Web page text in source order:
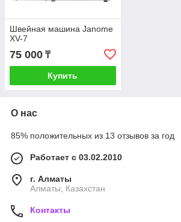
Швейная машина Janome
XV-7
75 000 ₸
Купить
О нас
85% положительных из 13 отзывов за год
Работает с 03.02.2010
г. Алматы
Алматы, Казахстан
Контакты